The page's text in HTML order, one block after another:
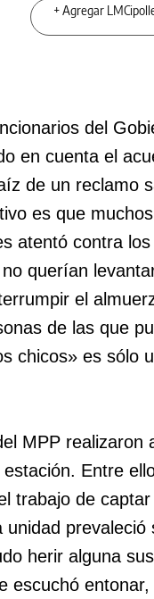
+ Agregar
del
en cuenta el
de un reclamo
es que
atentó contra
querían
el
de las que
chicos» es sólo
MPP
Entre
trabajo de
herir alguna
escuchó